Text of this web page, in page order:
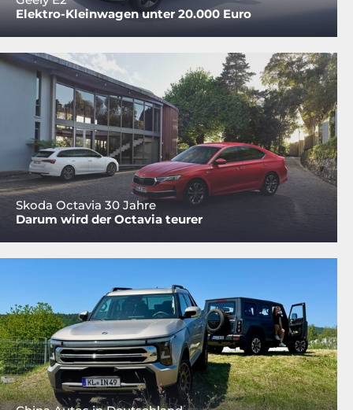
Elektro-Kleinwagen unter 20.000 Euro
Skoda Octavia 30 Jahre
Darum wird der Octavia teurer